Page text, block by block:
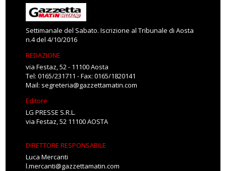
Settimanale del Sabato. Iscrizione al Tribunale di Aosta
n.4 del 4/10/2016
REDAZIONE
via Festaz, 52 - 11100 Aosta
Tel: 0165/231711 - Fax: 0165/1820141
Mail: segreteria@gazzettamatin.com
Editore
LG PRESSE S.R.L.
via Festaz, 52 11100 AOSTA
DIRETTORE RESPONSABILE
Luca Mercanti
l.mercanti@gazzettamatin.com